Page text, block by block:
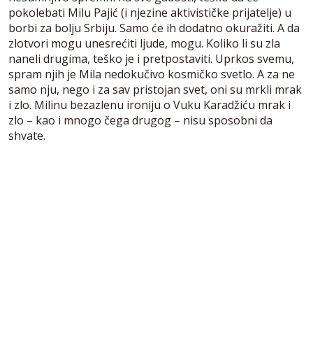
pokolebati Milu Pajić (i njezine aktivističke prijatelje) u
borbi za bolju Srbiju. Samo će ih dodatno okuražiti. A da
zlotvori mogu unesrećiti ljude, mogu. Koliko li su zla
naneli drugima, teško je i pretpostaviti. Uprkos svemu,
spram njih je Mila nedokučivo kosmičko svetlo. A za ne
samo nju, nego i za sav pristojan svet, oni su mrkli mrak
i zlo. Milinu bezazlenu ironiju o Vuku Karadžiću mrak i
zlo – kao i mnogo čega drugog – nisu sposobni da
shvate.